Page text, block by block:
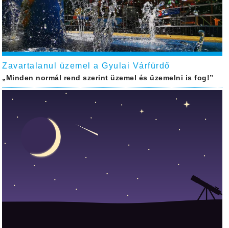
Zavartalanul üzemel a Gyulai Várfürdő
„Minden normál rend szerint üzemel és üzemelni is fog!”